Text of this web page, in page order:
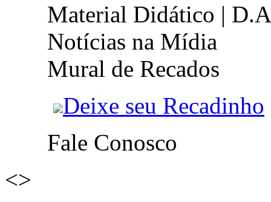
Material Didático |
Notícias na Mídia
Mural de Recados
Deixe seu Recadinho
Fale Conosco
<>